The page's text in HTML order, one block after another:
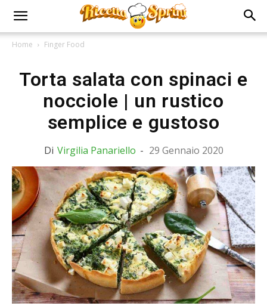
Home Finger Food
Torta salata con spinaci e
nocciole | un rustico
semplice e gustoso
Di Virgilia Panariello - 29 Gennaio 2020